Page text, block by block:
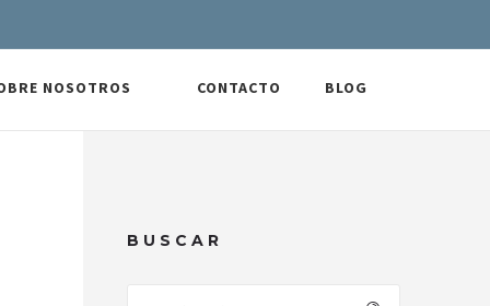
NOSOTROS CONTACTO BLOG
BUSCAR